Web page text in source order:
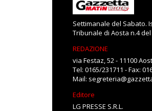
Settimanale del Sabato.
Tribunale di Aosta n.4
REDAZIONE
via Festaz, 52 - 11100
Tel: 0165/231711 - Fax:
Mail:
Editore
LG PRESSE S.R.L.